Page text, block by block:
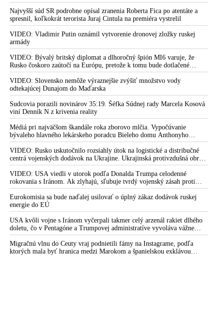
Najvyšší súd SR podrobne opísal zranenia Roberta Fica po atentáte a
spresnil, koľkokrát terorista Juraj Cintula na premiéra vystrelil
VIDEO: Vladimir Putin oznámil vytvorenie dronovej zložky ruskej
armády
VIDEO: Bývalý britský diplomat a dlhoročný špión MI6 varuje, že
Rusko čoskoro zaútočí na Európu, pretože k tomu bude dotlačené
rovnako, ako bolo dotlačené k invázii na Ukrajinu v roku 2022.
Zelenskyj medzitým v Kyjeve naliehal na zhromaždených diplomatov,
aby vo svete zháňali energie pre Ukrajinu na zimu. Putin vraj bude
mobilizovať a vojna sa do zimy pravdepodobne neskončí
VIDEO: Slovensko nemôže výraznejšie zvýšiť množstvo vody
odtekajúcej Dunajom do Maďarska
Sudcovia porazili novinárov 35:19. Šéfka Súdnej rady Marcela Kosová
viní Denník N z krivenia reality
Médiá pri najväčšom škandále roka zborovo mlčia. Vypočúvanie
bývaleho hlavného lekárskeho poradcu Bieleho domu Anthonyho
Fauciho pred výborom amerického Senátu väčšina médií ignorovala
VIDEO: Rusko uskutočnilo rozsiahly útok na logistické a distribučné
centrá vojenských dodávok na Ukrajine. Ukrajinská protivzdušná obrana
nedokázala počas ničivého nočného útoku na Kyjev a jeho okolie
zachytiť ani jednu ruskú raketu
VIDEO: USA viedli v utorok podľa Donalda Trumpa celodenné
rokovania s Iránom. Ak zlyhajú, sľubuje tvrdý vojenský zásah proti
Teheránu
Eurokomisia sa bude naďalej usilovať o úplný zákaz dodávok ruskej
energie do EÚ
USA kvôli vojne s Iránom vyčerpali takmer celý arzenál rakiet dlhého
doletu, čo v Pentagóne a Trumpovej administratíve vyvoláva vážne
obavy o bojaschopnosť americkej armády v prípade vypuknutia
konfliktu s Čínou alebo Ruskom
Migračnú vlnu do Ceuty vraj podnietili fámy na Instagrame, podľa
ktorých mala byť hranica medzi Marokom a španielskou exklávou